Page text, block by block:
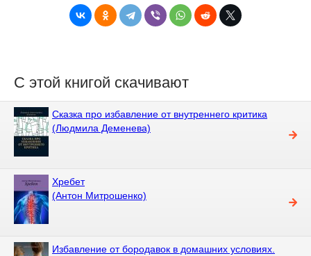
С этой книгой скачивают
Сказка про избавление от внутреннего критика
(Людмила Деменева)
Хребет
(Антон Митрошенко)
Избавление от бородавок в домашних условиях.